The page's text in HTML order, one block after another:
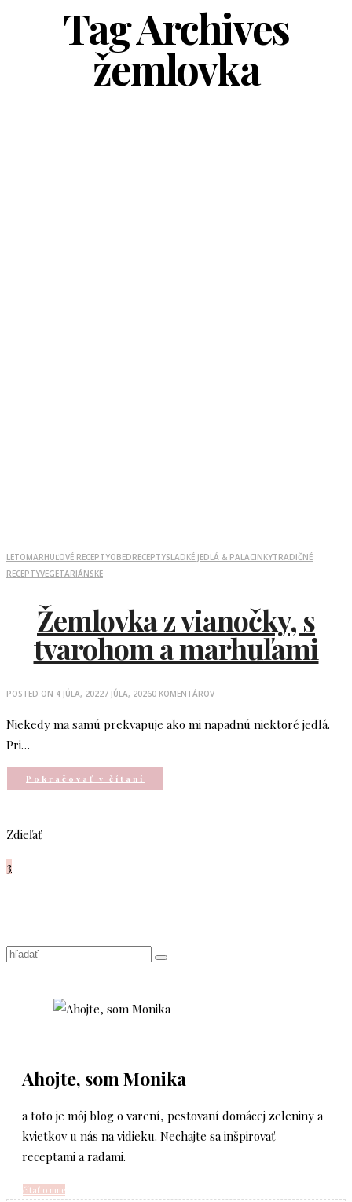
Tag Archives
žemlovka
LETOMARHUĽOVÉ RECEPTYOBEDRECEPTYSLADKÉ JEDLÁ & PALACINKYTRADIČNÉ
RECEPTYVEGETARIÁNSKE
Žemlovka z vianočky, s
tvarohom a marhuľami
POSTED ON 4 JÚLA, 20227 JÚLA, 20260 KOMENTÁROV
Niekedy ma samú prekvapuje ako mi napadnú niektoré jedlá.
Pri…
Pokračovať v čítaní
Zdieľať
3
Ahojte, som Monika
a toto je môj blog o varení, pestovaní domácej zeleniny a
kvietkov u nás na vidieku. Nechajte sa inšpirovať
receptami a radami.
čítať o mne